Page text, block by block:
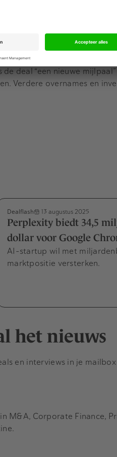
jaaromzet
eigen naam opereren,
met speciale aandacht
deal “een nieuwe
Verdere overnames en
Dealflash 13 augustus 2025
Perplexity biedt 34,5
dollar voor Google
AI-startup wil met
marktpositie versterken.
het nieuws
en interviews in je mailbox
M&A, Corporate Finance,